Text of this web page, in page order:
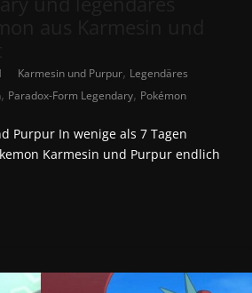
Karmesin und Purpur, Legendäres
, Paradox-Form Legendary, Pokémon
Purpur In wenige als 7 Tagen
Karmesin und Purpur endlich